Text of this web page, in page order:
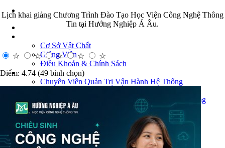
Cơ Sở Vật Chất
Giảng Viên
Điều Khoản & Chính Sách
Khóa Đào Tạo
Chuyên Viên Quản Trị Vận Hành Hệ Thống
Chuyên Viên Quản Trị Hệ Thống & An Ninh Mạng
Quản trị Vận Hành Microsoft Azure
Học Phân Tích Dữ Liệu
Phân Tích Dữ Liệu (Data Analyst)
Quản Trị Dữ Liệu (Data System)
Lịch khai giảng Chương Trình Đào Tạo Học Viện Công Nghệ Thông
Tin tại Hướng Nghiệp Á Âu.
☆ ☆ ☆ ☆
☆
Điểm: 4.74 (49 bình chọn)